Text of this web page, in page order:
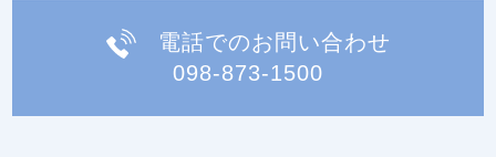
電話でのお問い合わせ
098-873-1500